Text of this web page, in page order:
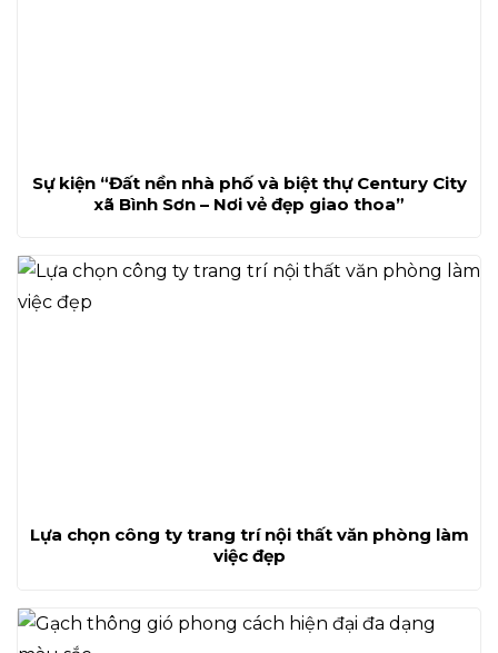
Sự kiện “Đất nền nhà phố và biệt thự Century City
xã Bình Sơn – Nơi vẻ đẹp giao thoa”
Lựa chọn công ty trang trí nội thất văn phòng làm
việc đẹp